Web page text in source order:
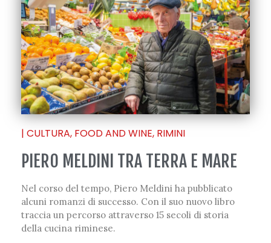
| CULTURA, FOOD AND WINE, RIMINI
PIERO MELDINI TRA TERRA E MARE
Nel corso del tempo, Piero Meldini ha pubblicato
alcuni romanzi di successo. Con il suo nuovo libro
traccia un percorso attraverso 15 secoli di storia
della cucina riminese.